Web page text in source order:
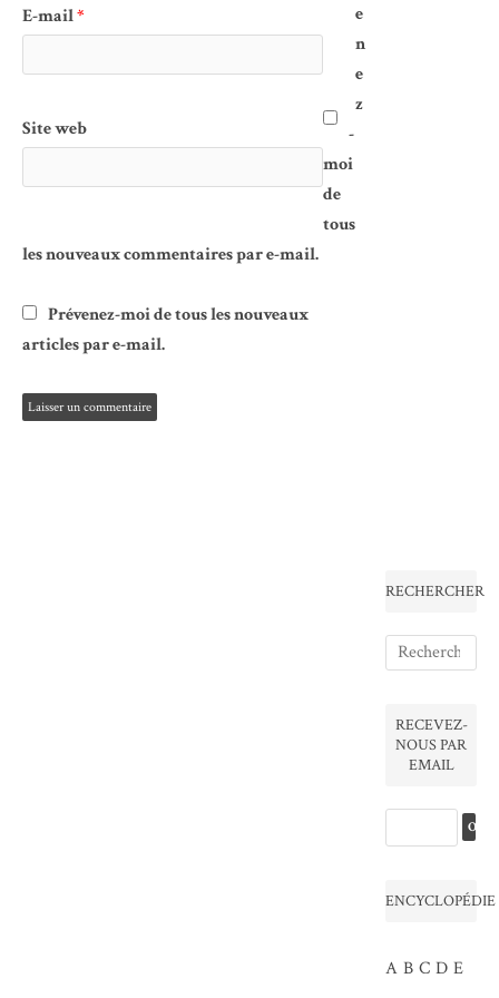
E-mail*
Site web
e
n
e
z
-
moi
de
tous
les nouveaux commentaires par e-mail.
Prévenez-moi de tous les nouveaux
articles par e-mail.
RECHERCHER
RECEVEZ-
NOUS PAR
EMAIL
ENCYCLOPÉDIE
A B C D E